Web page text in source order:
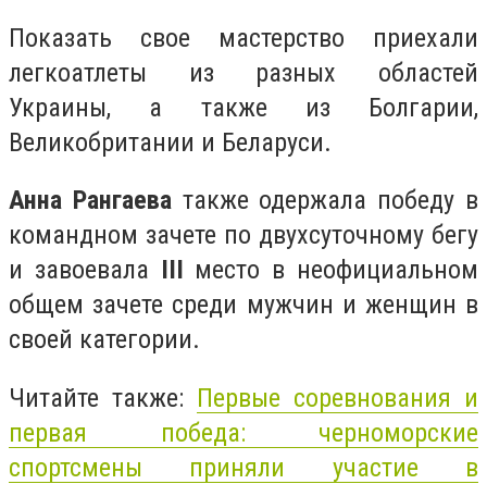
Показать свое мастерство приехали
легкоатлеты из разных областей
Украины, а также из Болгарии,
Великобритании и Беларуси.
Анна Рангаеватакже одержала победу в
командном зачете по двухсуточному бегу
и завоевала III место в неофициальном
общем зачете среди мужчин и женщин в
своей категории.
Читайте также: Первые соревнования и
первая победа: черноморские
спортсмены приняли участие в